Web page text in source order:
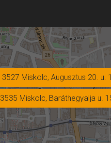
3527 Miskolc, Augusztus 20. u.
3535 Miskolc, Baráthegyalja u.